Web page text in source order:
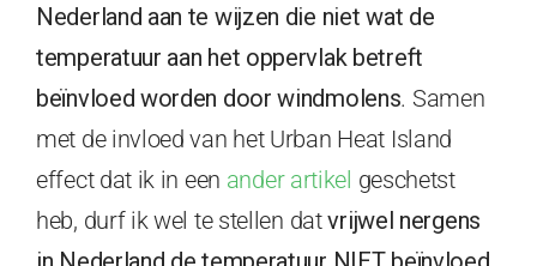
Nederland aan te wijzen die niet wat de
temperatuur aan het oppervlak betreft
beïnvloed worden door windmolens. Samen
met de invloed van het Urban Heat Island
effect dat ik in een ander artikel geschetst
heb, durf ik wel te stellen datvrijwel nergens